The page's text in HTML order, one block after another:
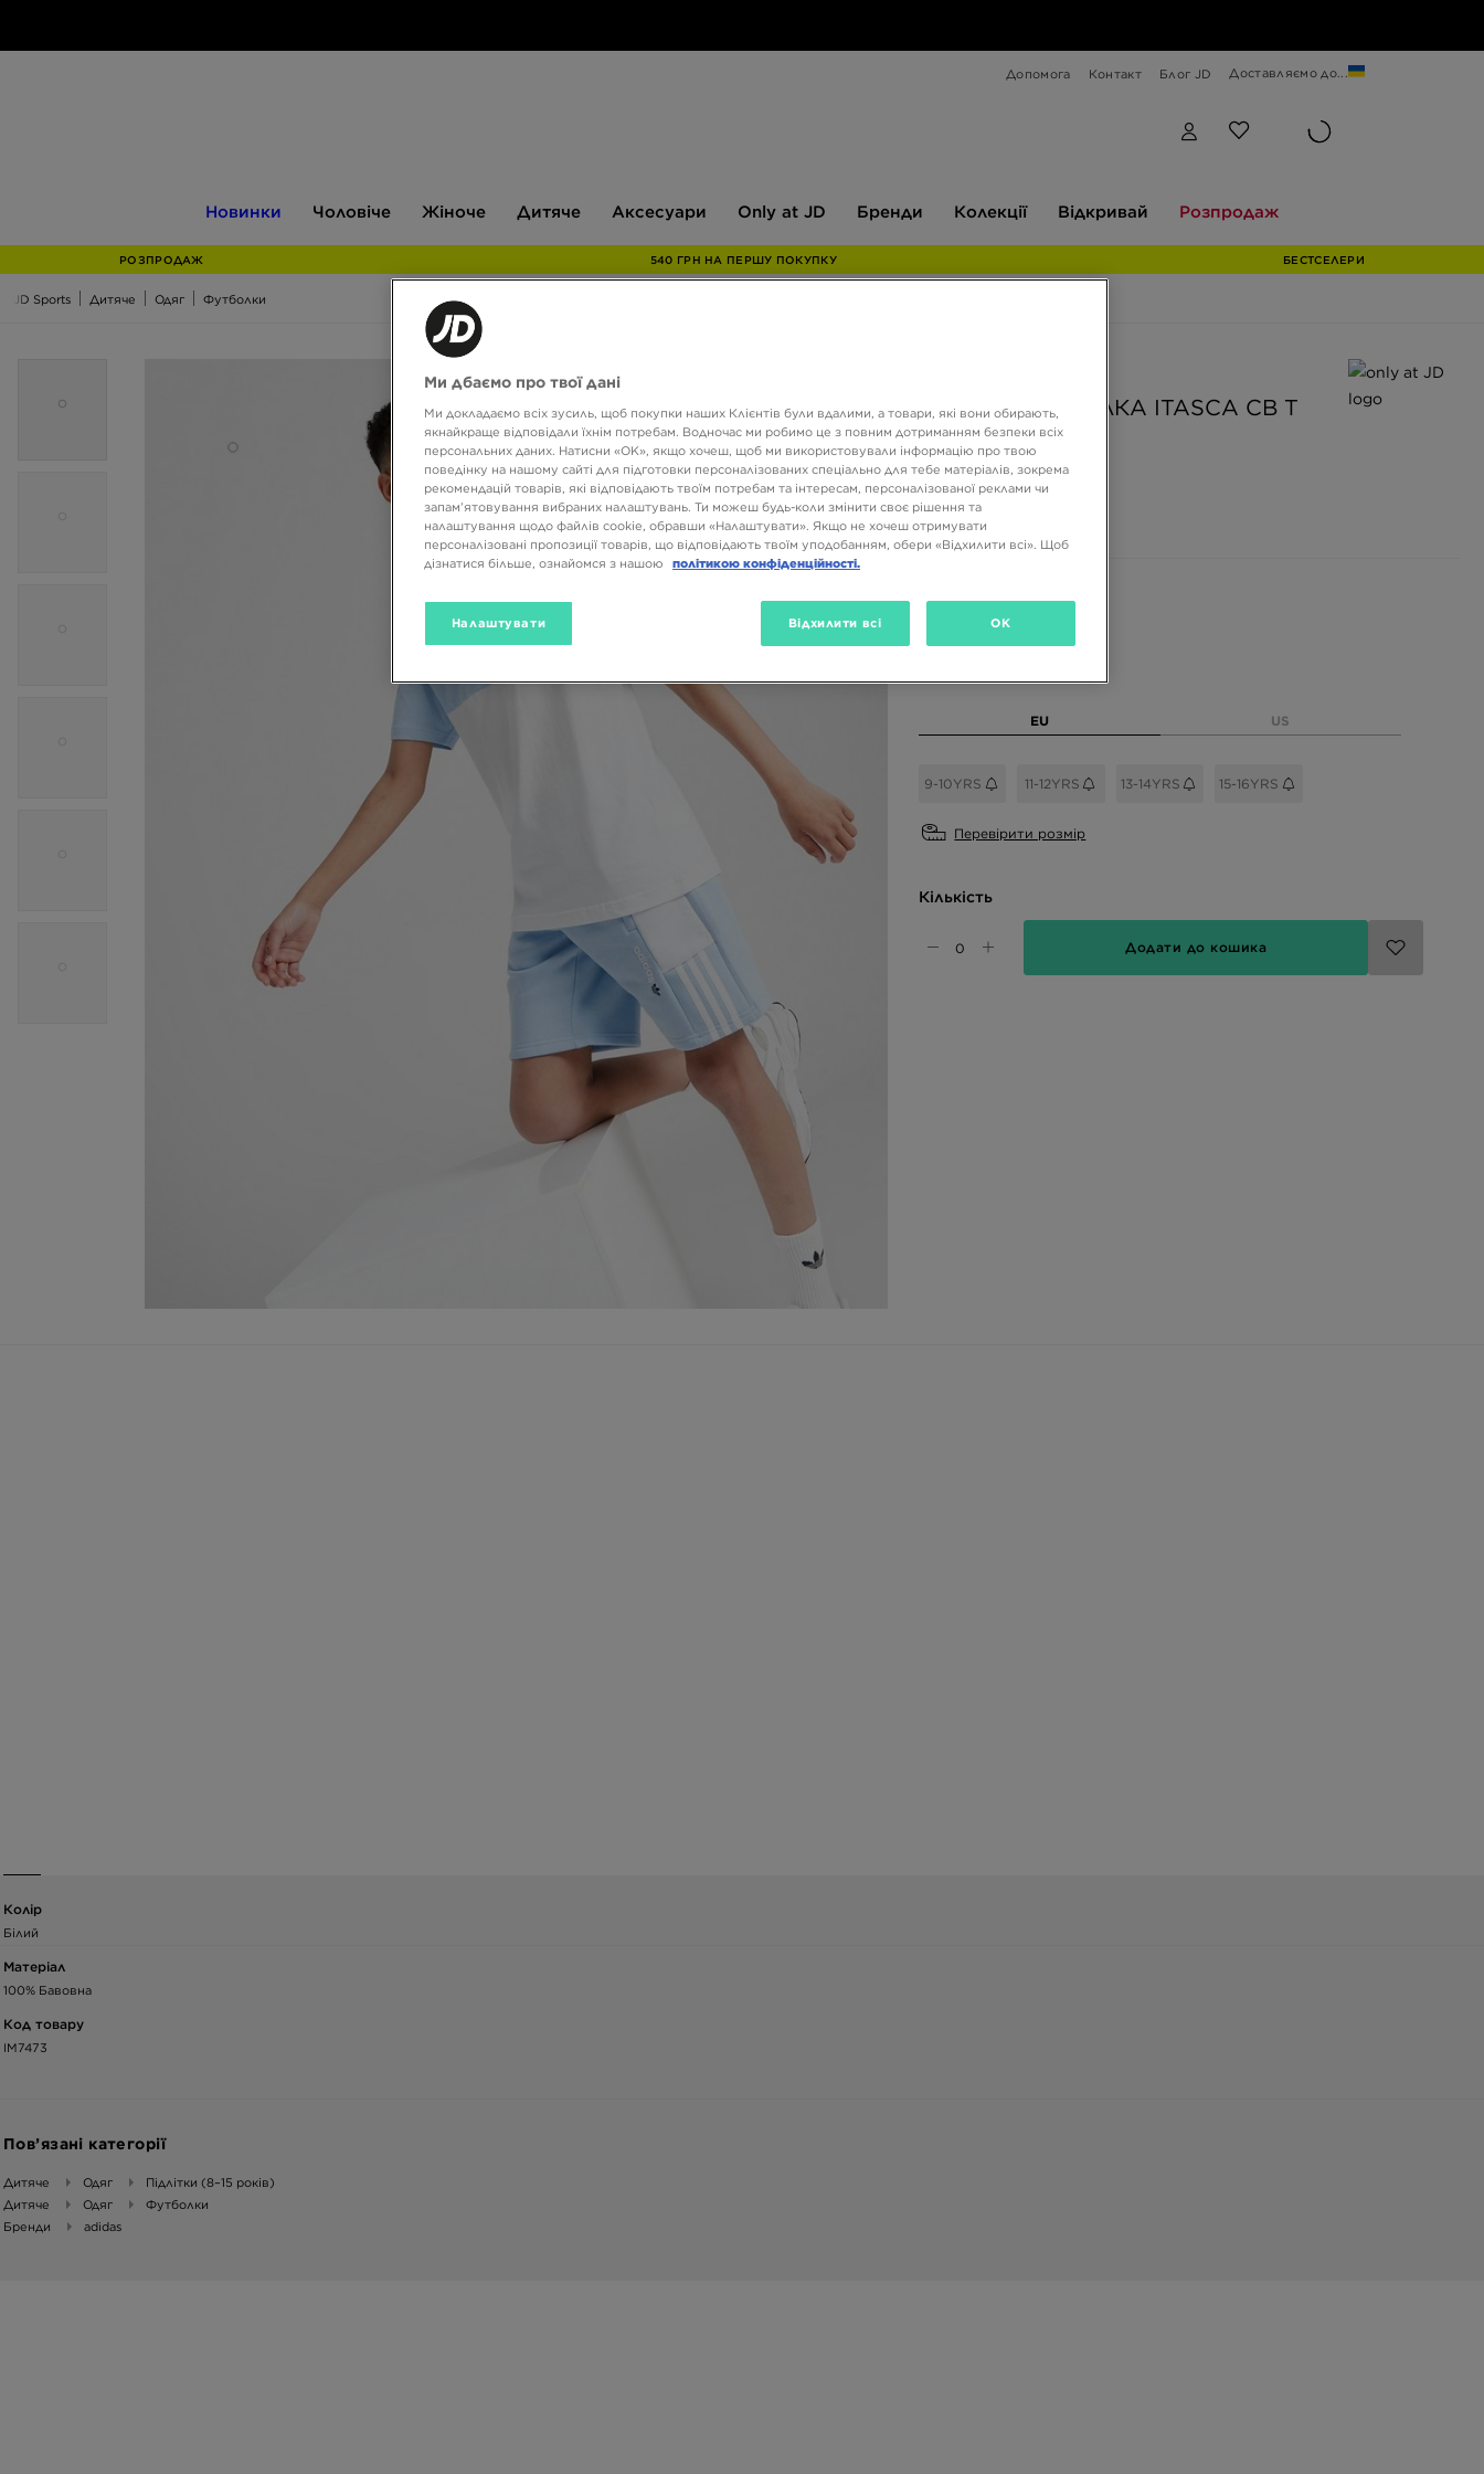
Допомога Контакт Блог JD Доставляємо до...
Новинки Чоловіче Жіноче Дитяче Аксесуари
JD
Only at JD Бренди Колекції Відкривай Розпродаж
РОЗПРОДАЖ 540 ГРН НА ПЕРШУ ПОКУПКУ БЕСТСЕЛЕРИ
JD Sports Дитяче Одяг Футболки
ADIDAS ФУТБОЛКА ITASCA CB T
SKY/WHT B
799 ГРН
EU US
9-10YRS 11-12YRS 13-14YRS 15-16YRS
Перевірити розмір
Кількість
Додати до кошика
Колір
Білий
Матеріал
100% Бавовна
Код товару
IM7473
Пов’язані категорії
Дитяче Одяг
Підлітки (8–15 років)
Дитяче
Одяг
Футболки
Бренди
adidas
Ми дбаємо про твої дані
Ми докладаємо всіх зусиль, щоб покупки наших Клієнтів були вдалими, а товари, які вони обирають,
якнайкраще відповідали їхнім потребам. Водночас ми робимо це з повним дотриманням безпеки всіх
персональних даних. Натисни «OK», якщо хочеш, щоб ми використовували інформацію про твою
поведінку на нашому сайті для підготовки персоналізованих спеціально для тебе матеріалів, зокрема
рекомендацій товарів, які відповідають твоїм потребам та інтересам, персоналізованої реклами чи
запам’ятовування вибраних налаштувань. Ти можеш будь-коли змінити своє рішення та
налаштування щодо файлів cookie, обравши «Налаштувати». Якщо не хочеш отримувати
персоналізовані пропозиції товарів, що відповідають твоїм уподобанням, обери «Відхилити всі». Щоб
дізнатися більше, ознайомся з нашою
політикою конфіденційності.
Налаштувати Відхилити всі OK